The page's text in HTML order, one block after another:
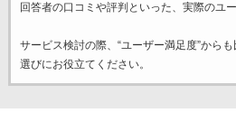
回答者の口コミや評判といった、実際のユ
サービス検討の際、“ユーザー満足度”からも
選びにお役立てください。